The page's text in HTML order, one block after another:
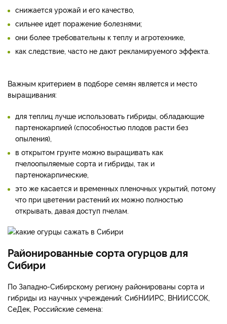
снижается урожай и его качество,
сильнее идет поражение болезнями;
они более требовательны к теплу и агротехнике,
как следствие, часто не дают рекламируемого эффекта.
Важным критерием в подборе семян является и место
выращивания:
для теплиц лучше использовать гибриды, обладающие
партенокарпией (способностью плодов расти без
опыления),
в открытом грунте можно выращивать как
пчелоопыляемые сорта и гибриды, так и
партенокарпические,
это же касается и временных пленочных укрытий, потому
что при цветении растений их можно полностью
открывать, давая доступ пчелам.
Районированные сорта огурцов для
Сибири
По Западно-Сибирскому региону районированы сорта и
гибриды из научных учреждений: СибНИИРС, ВНИИССОК,
СеДек, Российские семена: